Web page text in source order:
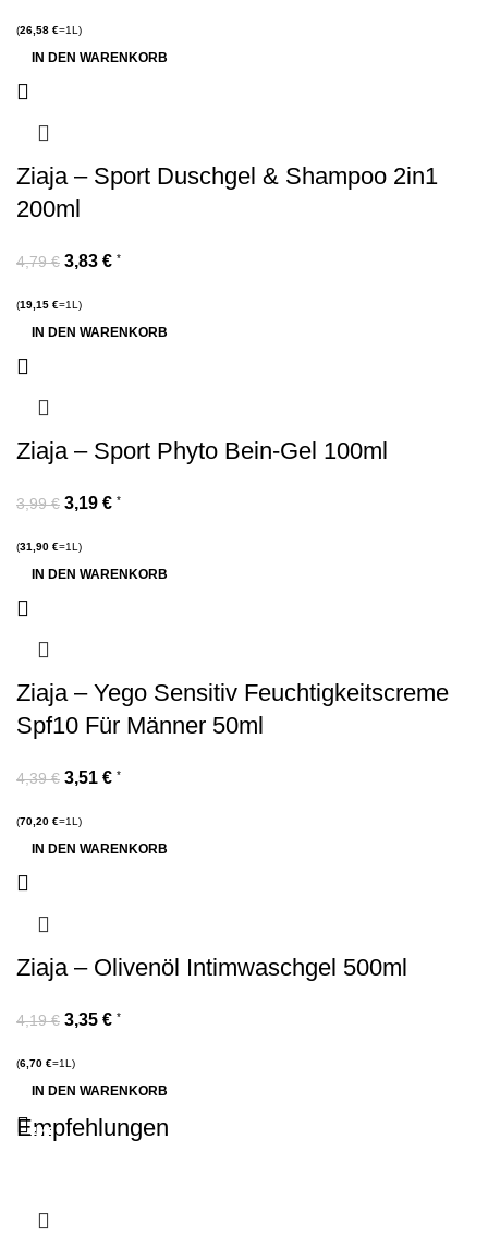
(26,58 €=1L)
IN DEN WARENKORB
Ziaja – Sport Duschgel & Shampoo 2in1
200ml
4,79€ 3,83 € *
(19,15 €=1L)
IN DEN WARENKORB
Ziaja – Sport Phyto Bein-Gel 100ml
3,99€ 3,19 € *
(31,90 €=1L)
IN DEN WARENKORB
Ziaja – Yego Sensitiv Feuchtigkeitscreme
Spf10 Für Männer 50ml
4,39€ 3,51 € *
(70,20 €=1L)
IN DEN WARENKORB
Ziaja – Olivenöl Intimwaschgel 500ml
4,19€ 3,35 € *
(6,70 €=1L)
IN DEN WARENKORB
Empfehlungen
-20%
-20%
-20%
-20%
-20%
-20%
-20%
-20%
-20%
-20%
-20%
-20%